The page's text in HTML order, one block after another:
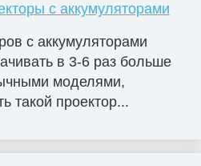
с аккумуляторами
с аккумуляторами
в 3-6 раз больше
моделями,
такой проектор...